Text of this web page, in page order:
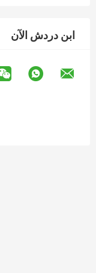
ابن دردش الآن